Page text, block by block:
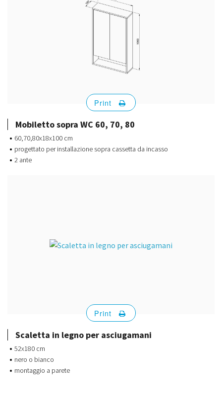
Mobiletto sopra WC 60, 70, 80
60,70,80x18x100 cm
progettato per installazione sopra cassetta da incasso
2 ante
Print
Scaletta in legno per asciugamani
52x180 cm
nero o bianco
montaggio a parete
Print